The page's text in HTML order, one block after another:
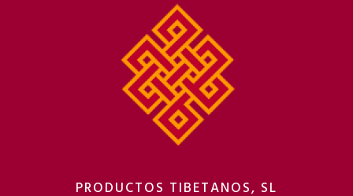
PRODUCTOS TIBETANOS, SL